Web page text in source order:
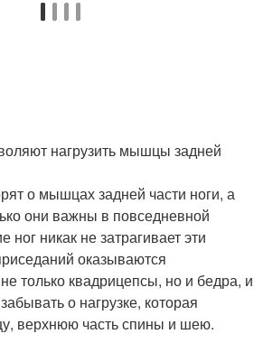
нагрузить мышцы задней
о мышцах задней части ноги, а
они важны в повседневной
никак не затрагивает эти
оказываются
только квадрицепсы, но и бедра, и
о нагрузке, которая
верхнюю часть спины и шею.